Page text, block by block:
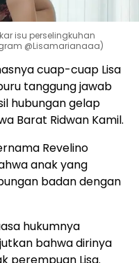
isu perselingkuhan
@Lisamarianaaa)
cuap-cuap Lisa
tanggung jawab
hubungan gelap
Barat Ridwan Kamil.
Revelino
anak yang
badan dengan
hukumnya
bahwa dirinya